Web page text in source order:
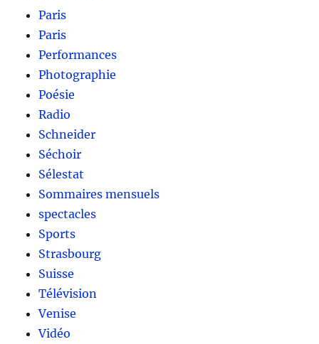
Paris
Paris
Performances
Photographie
Poésie
Radio
Schneider
Séchoir
Sélestat
Sommaires mensuels
spectacles
Sports
Strasbourg
Suisse
Télévision
Venise
Vidéo